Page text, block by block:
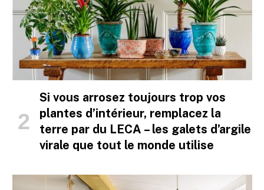
Si vous arrosez toujours trop vos
plantes d’intérieur, remplacez la
terre par du LECA – les galets d’argile
virale que tout le monde utilise